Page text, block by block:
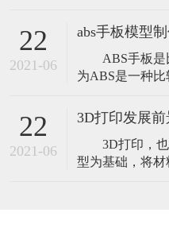
能度要求达到
技术师傅等投
高许多； 2、
尺寸大小）：
22
2021-06
abs手板模型
ABS手板是
为ABS是一种
试功能，打磨上
也是比较容易
性，具有耐腐
抗，而且表面
22
2021-06
3D打印发展前
3D打印，也
型为基础，将